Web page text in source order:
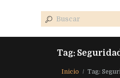
Tag:
Inicio Tag: